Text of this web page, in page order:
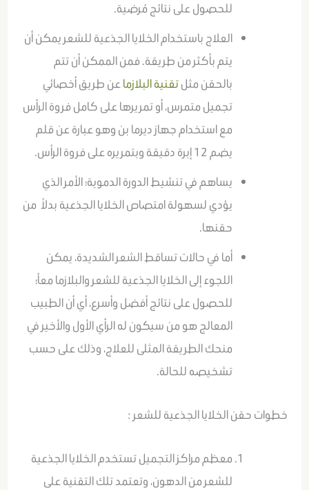
للحصول على نتائج مُرضية.
العلاج باستخدام الخلايا الجذعية للشعر يمكن أن
يتم بأكثر من طريقة. فمن الممكن أن تتم
بالحقن مثلتقنية البلازماعن طريق أخصائي
تجميل متمرس، أو تمريرها على كامل فروة الرأس
مع استخدام جهاز ديرما بن وهو عبارة عن قلم
يضم 12 إبرة دقيقة وبتمريره على فروة الرأس.
يساهم في تنشيط الدورة الدموية؛ الأمر الذي
يؤدي لسهولة امتصاص الخلايا الجذعية بدلاً من
حقنها.
أما في حالات تساقط الشعر الشديدة، يمكن
اللجوء إلى الخلايا الجذعية للشعر والبلازما معاً؛
للحصول على نتائج أفضل وأسرع، أي أن الطبيب
المعالج هو من سيكون له الرأي الأول والأخير في
منحك الطريقة المثلى للعلاج، وذلك على حسب
تشخيصه للحالة.
خطوات حقن الخلايا الجذعية للشعر :
معظم مراكز التجميل تستخدم الخلايا الجذعية
للشعر من الدهون، وتعتمد تلك التقنية على